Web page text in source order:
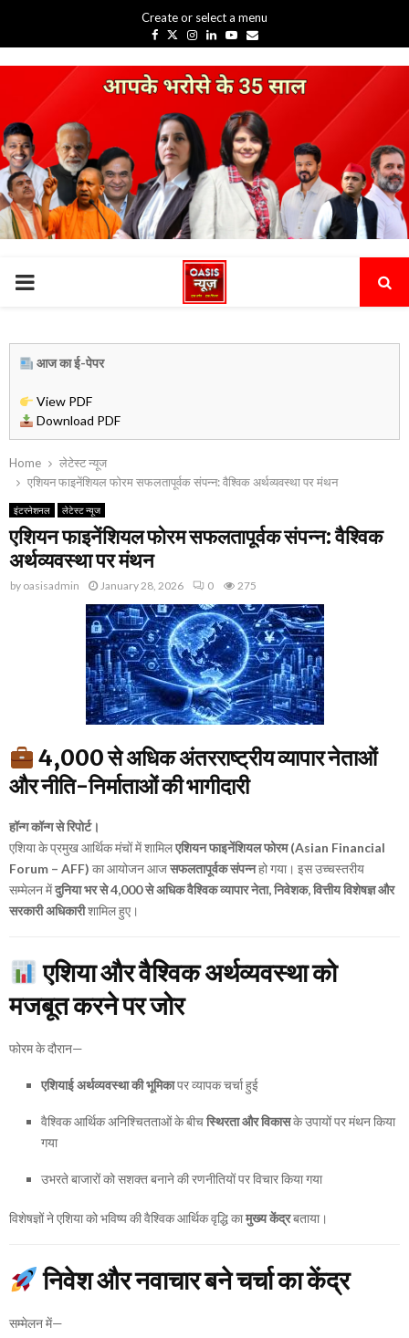
Create or select a menu
Facebook
TwitterInstagram
Linkedin
Youtube
Email
PRIMARY
Home
लेटेस्ट न्यूज
एशियन फाइनेंशियल फोरम सफलतापूर्वक संपन्न: वैश्विक अर्थव्यवस्था पर मंथन
इंटरनेशनल लेटेस्ट न्यूज
एशियन फाइनेंशियल फोरम सफलतापूर्वक संपन्न: वैश्विक
अर्थव्यवस्था पर मंथन
by oasisadmin January 28, 2026 0 275
4,000 से अधिक अंतरराष्ट्रीय व्यापार नेताओं
और नीति-निर्माताओं की भागीदारी
हॉन्ग कॉन्ग से रिपोर्ट।
एशिया के प्रमुख आर्थिक मंचों में शामिलएशियन फाइनेंशियल फोरम (Asian Financial
Forum – AFF) का आयोजन आजसफलतापूर्वक संपन्नहो गया। इस उच्चस्तरीय
सम्मेलन मेंदुनिया भर से 4,000 से अधिक वैश्विक व्यापार नेता, निवेशक, वित्तीय विशेषज्ञ और
सरकारी अधिकारीशामिल हुए।
एशिया और वैश्विक अर्थव्यवस्था को
मजबूत करने पर जोर
फोरम के दौरान—
एशियाई अर्थव्यवस्था की भूमिकापर व्यापक चर्चा हुई
वैश्विक आर्थिक अनिश्चितताओं के बीचस्थिरता और विकासके उपायों पर मंथन किया
गया
उभरते बाजारों को सशक्त बनाने की रणनीतियों पर विचार किया गया
विशेषज्ञों ने एशिया को भविष्य की वैश्विक आर्थिक वृद्धि कामुख्य केंद्रबताया।
निवेश और नवाचार बने चर्चा का केंद्र
सम्मेलन में—
आज का ई-पेपर
View PDF
Download PDF